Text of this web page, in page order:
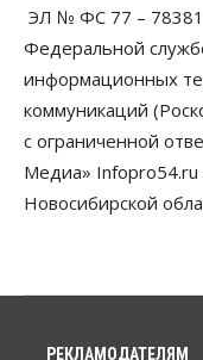
Новосибирской
07 Августа 2026, 10:00
Бизнес
выстраивают
07 Августа 2026, 09:00
По
ЭЛ № ФС 77 – 78381
Федеральной
информационных
коммуникаций
с ограниченной
Медиа» Infopro54.ru
Новосибирской
РЕКЛАМОДАТЕЛЯМ